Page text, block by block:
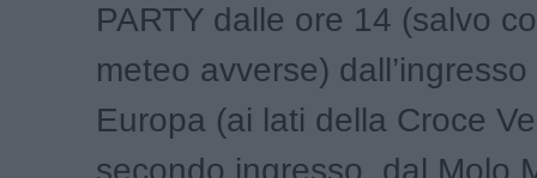
PARTY dalle ore 14 (salvo
meteo avverse)
Europa (ai lati della Croce
secondo ingresso, dal Molo